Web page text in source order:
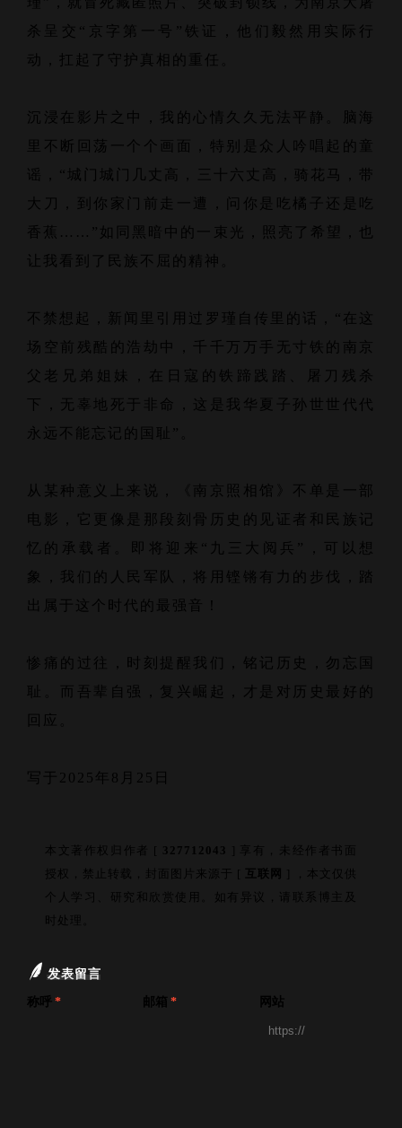
杀呈交“京字第一号”铁证，他们毅然用实际行
动，扛起了守护真相的重任。
沉浸在影片之中，我的心情久久无法平静。脑海
里不断回荡一个个画面，特别是众人吟唱起的童
谣，“城门城门几丈高，三十六丈高，骑花马，带
大刀，到你家门前走一遭，问你是吃橘子还是吃
香蕉……”如同黑暗中的一束光，照亮了希望，也
让我看到了民族不屈的精神。
不禁想起，新闻里引用过罗瑾自传里的话，“在这
场空前残酷的浩劫中，千千万万手无寸铁的南京
父老兄弟姐妹，在日寇的铁蹄践踏、屠刀残杀
下，无辜地死于非命，这是我华夏子孙世世代代
永远不能忘记的国耻”。
从某种意义上来说，《南京照相馆》不单是一部
电影，它更像是那段刻骨历史的见证者和民族记
忆的承载者。即将迎来“九三大阅兵”，可以想
象，我们的人民军队，将用铿锵有力的步伐，踏
出属于这个时代的最强音！
惨痛的过往，时刻提醒我们，铭记历史，勿忘国
耻。而吾辈自强，复兴崛起，才是对历史最好的
回应。
写于2025年8月25日
本文著作权归作者 [ 327712043
] 享有，未经作者书面
授权，禁止转载，封面图片来源于 [ 互联网
] ，本文仅供
个人学习、研究和欣赏使用。如有异议，请联系博主及
时处理。
发表留言
称呼 * 邮箱 * 网站